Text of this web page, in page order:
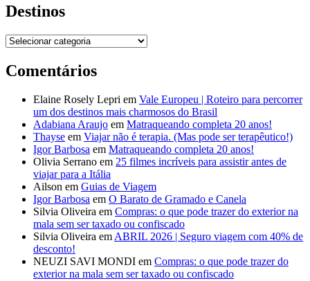
Destinos
Destinos
Comentários
Elaine Rosely Lepri em Vale Europeu | Roteiro para percorrer
um dos destinos mais charmosos do Brasil
Adabiana Araujo em Matraqueando completa 20 anos!
Thayse em Viajar não é terapia. (Mas pode ser terapêutico!)
Igor Barbosa em Matraqueando completa 20 anos!
Olivia Serrano em 25 filmes incríveis para assistir antes de
viajar para a Itália
Ailson em Guias de Viagem
Igor Barbosa em O Barato de Gramado e Canela
Silvia Oliveira em Compras: o que pode trazer do exterior na
mala sem ser taxado ou confiscado
Silvia Oliveira emABRIL 2026 | Seguro viagem com 40% de
desconto!
NEUZI SAVI MONDI em Compras: o que pode trazer do
exterior na mala sem ser taxado ou confiscado